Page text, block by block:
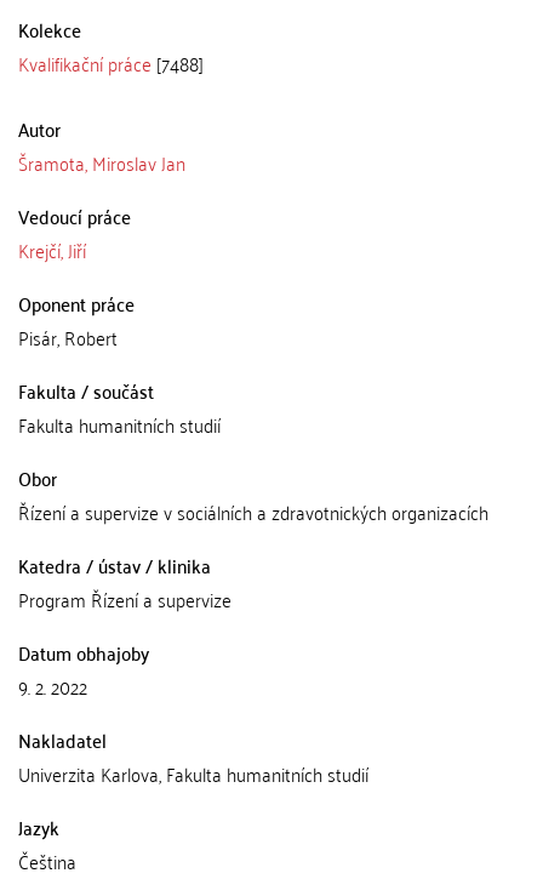
Kolekce
Kvalifikační práce [7488]
Autor
Šramota, Miroslav Jan
Vedoucí práce
Krejčí, Jiří
Oponent práce
Pisár, Robert
Fakulta / součást
Fakulta humanitních studií
Obor
Řízení a supervize v sociálních a zdravotnických organizacích
Katedra / ústav / klinika
Program Řízení a supervize
Datum obhajoby
9. 2. 2022
Nakladatel
Univerzita Karlova, Fakulta humanitních studií
Jazyk
Čeština